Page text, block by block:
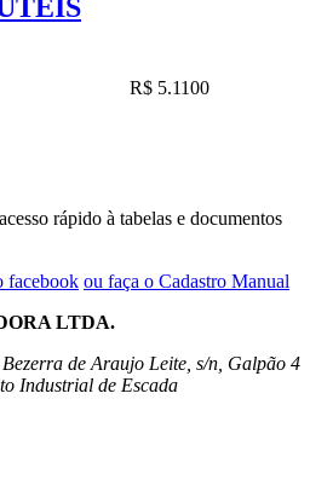
R$ 5.1100
rápido à tabelas e documentos
facebook ou faça o Cadastro Manual
LTDA.
de Araujo Leite, s/n, Galpão 4
Industrial de Escada